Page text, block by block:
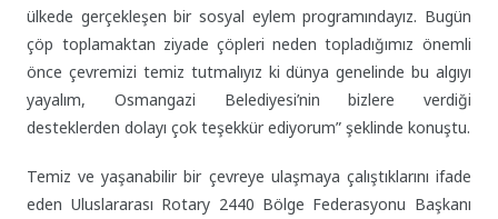
ülkede gerçekleşen bir sosyal eylem programındayız. Bugün
çöp toplamaktan ziyade çöpleri neden topladığımız önemli
önce çevremizi temiz tutmalıyız ki dünya genelinde bu algıyı
yayalım, Osmangazi Belediyesi’nin bizlere verdiği
desteklerden dolayı çok teşekkür ediyorum” şeklinde konuştu.
Temiz ve yaşanabilir bir çevreye ulaşmaya çalıştıklarını ifade
eden Uluslararası Rotary 2440 Bölge Federasyonu Başkanı